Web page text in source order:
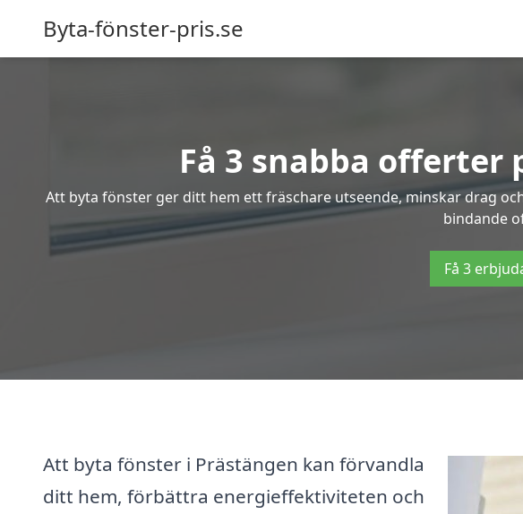
Byta-fönster-pris.se
Få 3 snabba
Att byta fönster ger ditt hem ett fräschare utseende, minskar drag
bindande
Få 3
Att byta fönster i Prästängen kan förvandla
ditt hem, förbättra energieffektiviteten och